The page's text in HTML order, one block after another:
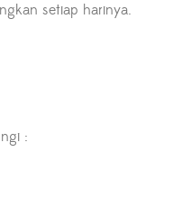
setiap harinya.
: